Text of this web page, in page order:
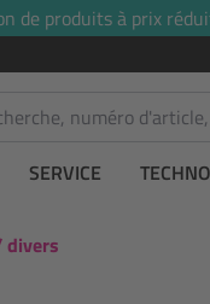
de produits à prix
SERVICE
divers